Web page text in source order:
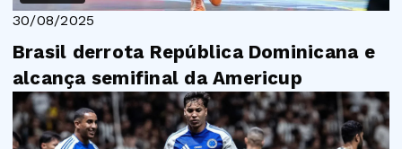
30/08/2025
Brasil derrota República Dominicana e
alcança semifinal da Americup